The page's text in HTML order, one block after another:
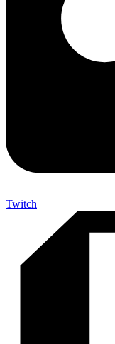
Twitch